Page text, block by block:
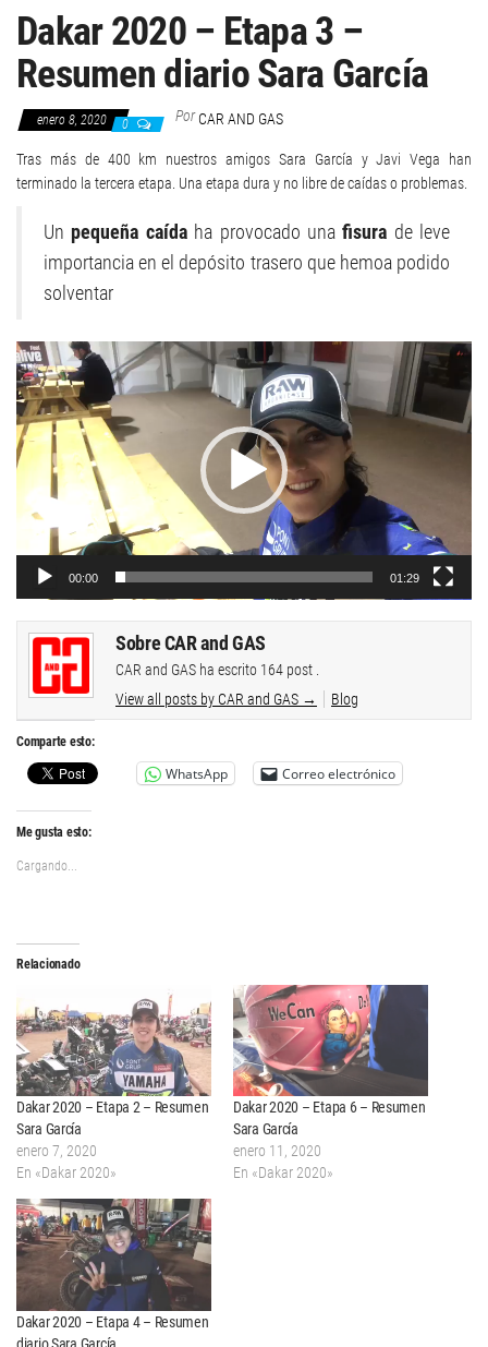
Dakar 2020 – Etapa 3 –
Resumen diario Sara García
enero 8, 2020 0 Por CAR AND GAS
Tras más de 400 km nuestros amigos Sara García y Javi Vega han
terminado la tercera etapa. Una etapa dura y no libre de caídas o problemas.
Un pequeña caídaha provocado unafisura de leve
importancia en el depósito trasero que hemoa podido
solventar
Reproductor
de
vídeo
00:00 01:29
Sobre CAR and GAS
CAR and GAS ha escrito 164 post .
View all posts by CAR and GAS → Blog
Comparte esto:
WhatsApp Correo electrónico
Me gusta esto:
Cargando...
Relacionado
Dakar 2020 – Etapa 2 – Resumen
Sara García
enero 7, 2020
En «Dakar 2020»
Dakar 2020 – Etapa 6 – Resumen
Sara García
enero 11, 2020
En «Dakar 2020»
Dakar 2020 – Etapa 4 – Resumen
diario Sara García